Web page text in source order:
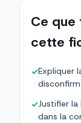
Ce que
cette
✓Expliquer
✓Justifier
dans la